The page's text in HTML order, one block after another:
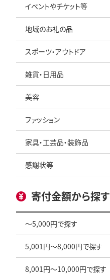
イベントやチケット等
地域のお礼の品
スポーツ・アウトドア
雑貨・日用品
美容
ファッション
家具・工芸品・装飾品
感謝状等
寄付金額から探す
～5,000円で探す
5,001円～8,000円で探す
8,001円～10,000円で探す